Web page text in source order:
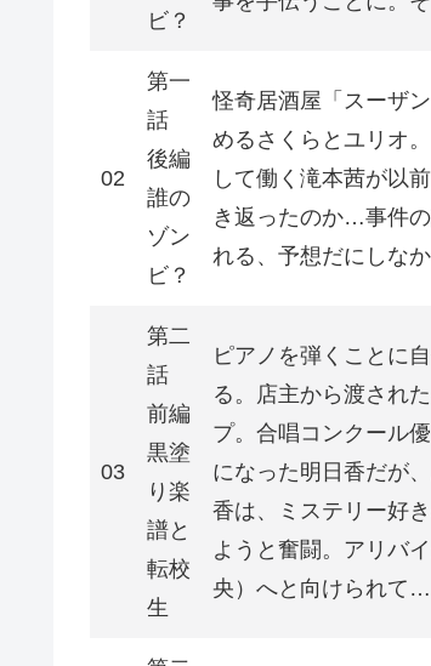
ビ？
02
第一
話
後編
誰の
ゾン
ビ？
怪奇居酒屋「スーザ
めるさくらとユリオ
して働く滝本茜が以
き返ったのか…事件
れる、予想だにしな
03
第二
話
前編
黒塗
り楽
譜と
転校
生
ピアノを弾くことに
る。店主から渡され
プ。合唱コンクール
になった明日香だが
香は、ミステリー好
ようと奮闘。アリバ
央）へと向けられて…